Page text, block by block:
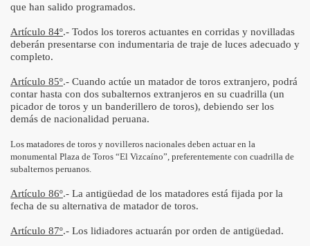
que han salido programados.
Artículo 84º.- Todos los toreros actuantes en corridas y novilladas
deberán presentarse con indumentaria de traje de luces adecuado y
completo.
Artículo 85º.- Cuando actúe un matador de toros extranjero, podrá
contar hasta con dos subalternos extranjeros en su cuadrilla (un
picador de toros y un banderillero de toros), debiendo ser los
demás de nacionalidad peruana.
Los matadores de toros y novilleros nacionales deben actuar en la
monumental Plaza de Toros “El Vizcaíno”, preferentemente con cuadrilla de
subalternos peruanos.
Artículo 86º.- La antigüedad de los matadores está fijada por la
fecha de su alternativa de matador de toros.
Artículo 87º.- Los lidiadores actuarán por orden de antigüedad.